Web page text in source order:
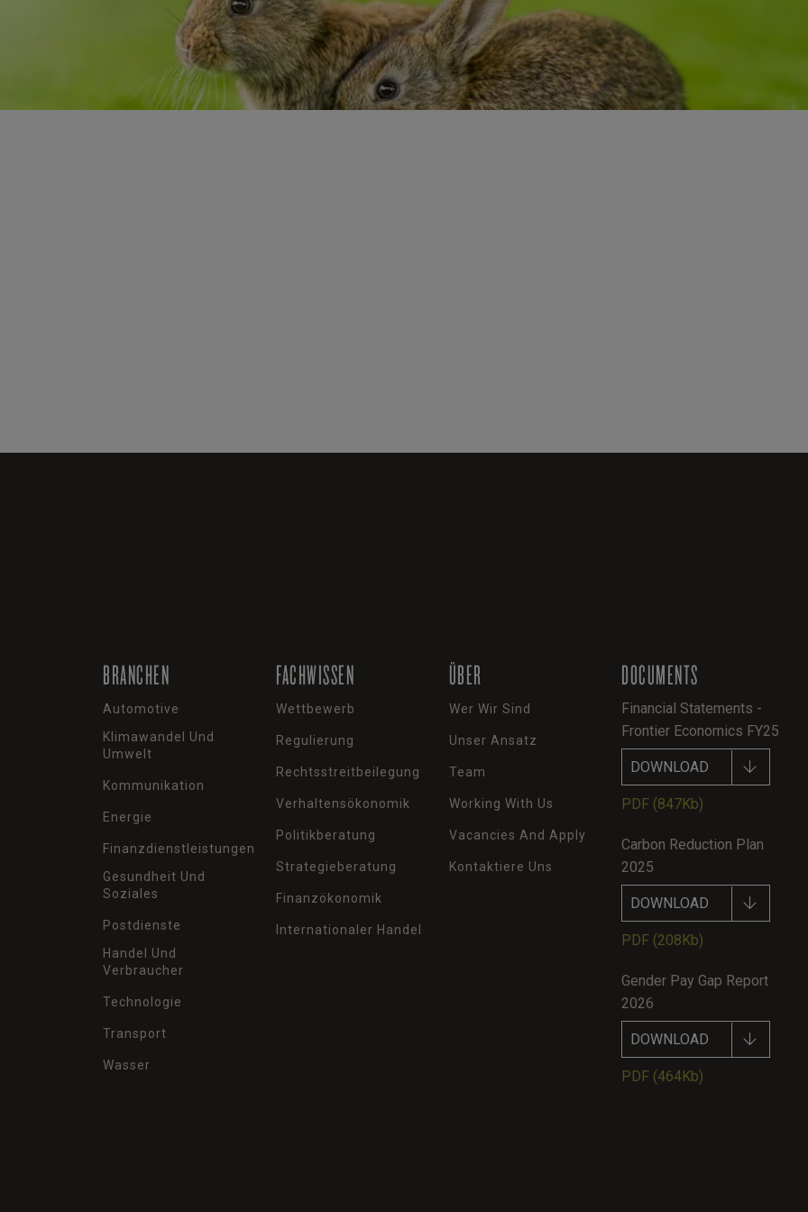
BRANCHEN
Automotive
Klimawandel Und
Umwelt
Kommunikation
Energie
Finanzdienstleistungen
Gesundheit Und
Soziales
Postdienste
Handel Und
Verbraucher
Technologie
Transport
Wasser
FACHWISSEN
Wettbewerb
Regulierung
Rechtsstreitbeilegung
Verhaltensökonomik
Politikberatung
Strategieberatung
Finanzökonomik
Internationaler Handel
ÜBER
Wer Wir Sind
Unser Ansatz
Team
Working With Us
Vacancies And Apply
Kontaktiere Uns
DOCUMENTS
Financial Statements -
Frontier Economics FY25
DOWNLOAD
PDF (847Kb)
Carbon Reduction Plan
2025
DOWNLOAD
PDF (208Kb)
Gender Pay Gap Report
2026
DOWNLOAD
PDF (464Kb)